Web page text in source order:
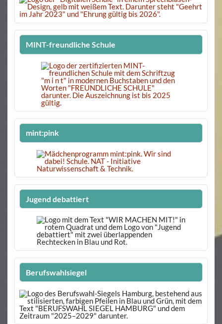
MINT-freundliche Schule
mint:pink
Jugend debattiert
Berufswahlsiegel